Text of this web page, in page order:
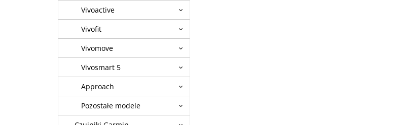
Vivoactive
Vivofit
Vivomove
Vivosmart 5
Approach
Pozostałe modele